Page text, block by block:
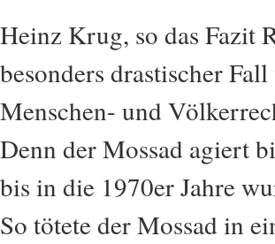
Heinz Krug, so das Fazit
besonders drastischer
Menschen- und
Denn der Mossad agiert
bis in die 1970er Jahre
So tötete der Mossad in